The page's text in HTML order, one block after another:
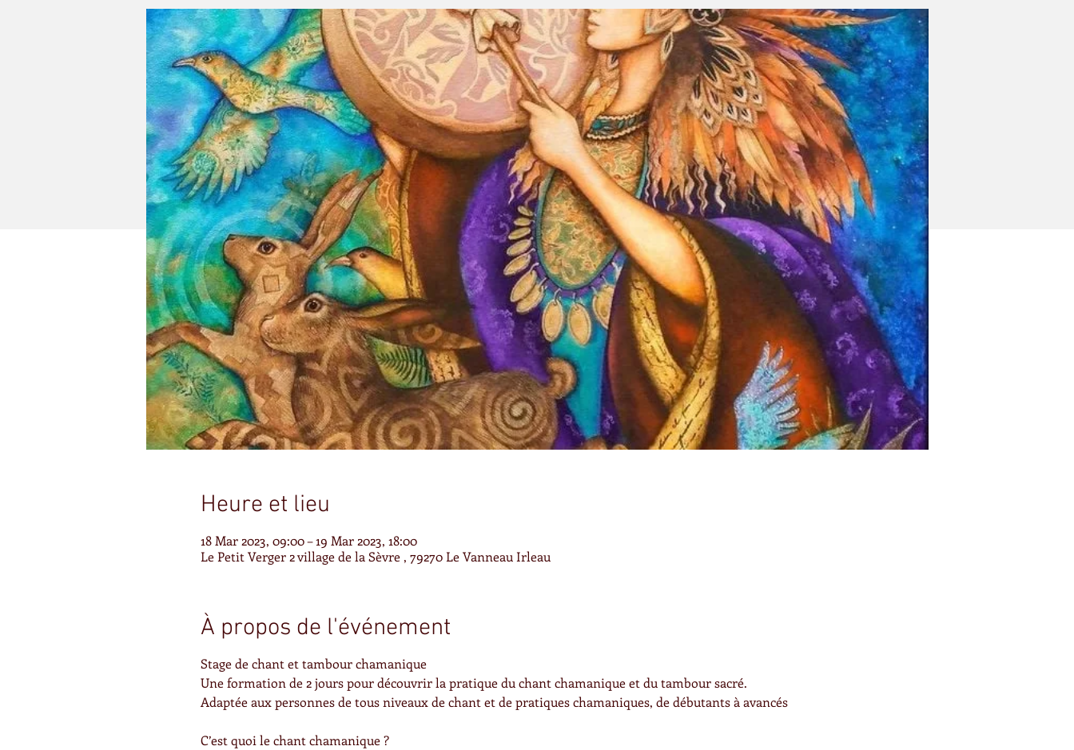
Heure et lieu
18 Mar 2023, 09:00 – 19 Mar 2023, 18:00
Le Petit Verger 2 village de la Sèvre , 79270 Le Vanneau Irleau
À propos de l'événement
Stage de chant et tambour chamanique
Une formation de 2 jours pour découvrir la pratique du chant chamanique et du tambour sacré.
Adaptée aux personnes de tous niveaux de chant et de pratiques chamaniques, de débutants à avancés
C’est quoi le chant chamanique ?